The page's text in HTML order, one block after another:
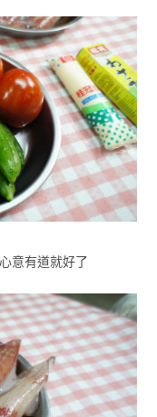
意有道就好了